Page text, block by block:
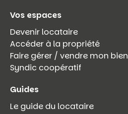
Vos espaces
Devenir locataire
Accéder à la propriété
Faire gérer / vendre mon bien
Syndic coopératif
Guides
Le guide du locataire